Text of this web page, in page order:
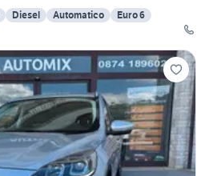
Diesel Automatico
Euro 6